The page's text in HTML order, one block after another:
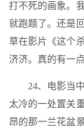
打不死的画象。
就跑题了。还是
草在影片《这个
济济。真的有一
24、电影当
太冷的一处置关
昂的那一兰花盆